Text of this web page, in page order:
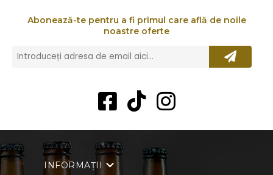
Abonează-te pentru a fi primul care află de noile
noastre oferte
INFORMAȚII